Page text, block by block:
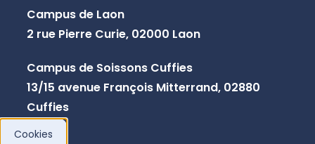
Campus de Laon
2 rue Pierre Curie, 02000 Laon
Campus de Soissons Cuffies
13/15 avenue François Mitterrand, 02880
Cuffies
Cookies